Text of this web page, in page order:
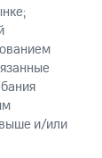
и/или